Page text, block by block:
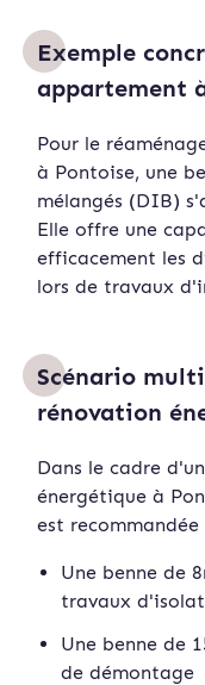
Exemple
appartement
Pour le
à Pontoise, une
mélangés (DIB)
Elle offre une
efficacement les
lors de travaux
Scénario
rénovation
Dans le cadre
énergétique à
est recommandée
Une benne de
travaux
Une benne de
de démontage